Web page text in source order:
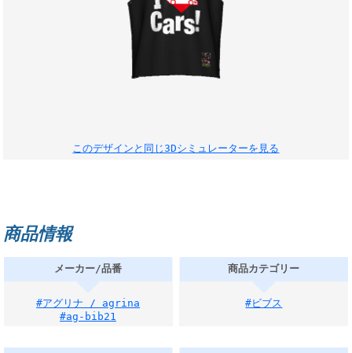
このデザインと同じ3Dシミュレーターを見る
商品情報
メーカー/品番
#アグリナ / agrina
#ag-bib21
商品カテゴリー
#ビブス